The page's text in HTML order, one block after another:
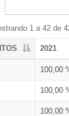
1 a 42 de
2021
100,00
100,00
100,00